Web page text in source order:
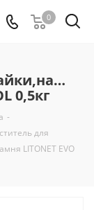
0
0,5кг
-
для
LITONET EVO